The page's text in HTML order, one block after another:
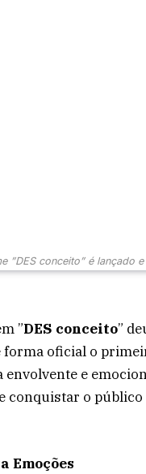
”DES conceito” é lançado
”DES conceito”
oficial o
envolvente e
conquistar o
Emoções